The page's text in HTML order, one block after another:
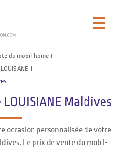
du mobil-home
Maldives
occasion personnalisée de votre
Le prix de vente du mobil-